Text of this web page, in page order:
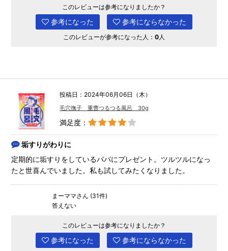
このレビューは参考になりましたか？
参考になった 参考にならなかった
このレビューが参考になった人： 0 人
投稿日：2024年06月06日（木）
毛穴撫子 重曹つるつる風呂 30g
満足度：
垢すりがわりに
定期的に垢すりをしているパパにプレゼント。ツルツルになっ
たと世喜んでいました。私も試してみたくなりました。
まーママさん (31件)
答えない
このレビューは参考になりましたか？
参考になった 参考にならなかった